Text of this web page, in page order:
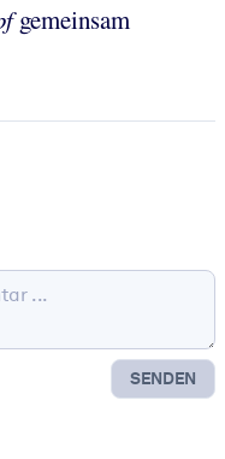
gemeinsam
SENDEN